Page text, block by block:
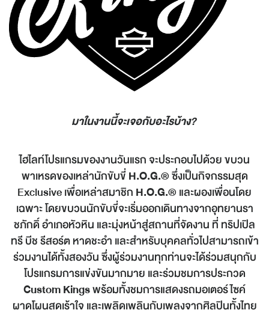
มาในงานนี้จะเจอกับอะไรบ้าง?
ไฮไลท์โปรแกรมของงานวันแรก จะประกอบไปด้วย ขบวน
พาเหรดของเหล่านักขับขี่ H.O.G.®ซึ่งเป็นกิจกรรมสุด
Exclusive เพื่อเหล่าสมาชิก H.O.G.® และผองเพื่อนโดย
เฉพาะ โดยขบวนนักขับขี่จะเริ่มออกเดินทางจากอุทยานรา
ชภักดิ์ อำเภอหัวหิน และมุ่งหน้าสู่สถานที่จัดงาน ที่ ทริปเปิล
ทรี บีช รีสอร์ต หาดชะอำ และสำหรับบุคคลทั่วไปสามารถเข้า
ร่วมงานได้ทั้งสองวัน ซึ่งผู้ร่วมงานทุกท่านจะได้ร่วมสนุกกับ
โปรแกรมการแข่งขันมากมาย และร่วมชมการประกวด
Custom Kingsพร้อมทั้งชมการแสดงรถมอเตอร์ไซค์
ผาดโผนสุดเร้าใจ และเพลิดเพลินกับเพลงจากศิลปินทั้งไทย